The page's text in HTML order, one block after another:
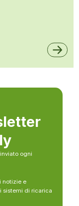
ogni
notizie e
sistemi di ricarica